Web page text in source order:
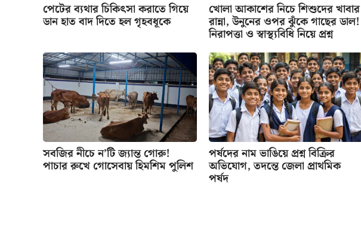
পেটের ব্যথার চিকিৎসা করাতে গিয়ে
ডান হাত বাদ দিতে হল গৃহবধূকে
খোলা আকাশের নিচে শিশুদের খাবার
রান্না, উনুনের ওপর ঝুঁকে গাছের ডাল!
নিরাপত্তা ও স্বাস্থ্যবিধি নিয়ে প্রশ্ন
সবজির নীচে ন’টি জ্যান্ত গোরু!
পাচার রুখে গোসেবায় হিমশিম পুলিশ
পর্ষদের নাম ভাঙিয়ে প্রশ্ন বিক্রির
অভিযোগ, তদন্তে জেলা প্রাথমিক
পর্ষদ